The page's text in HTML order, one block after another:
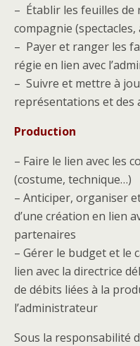
– Établir les feuilles de
compagnie
– Payer et ranger les
régie en lien avec
– Suivre et mettre à
représentations et des
Production
– Faire le lien avec les
(costume, technique…)
– Anticiper, organiser
d’une création en lien
partenaires
– Gérer le budget et le
lien avec la directrice
de débits liées à la
l’administrateur
Sous la responsabilité